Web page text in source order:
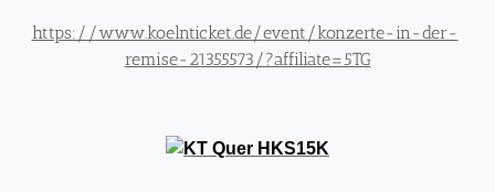
https://www.koelnticket.de/event/konzerte-in-der-
remise-21355573/?affiliate=5TG